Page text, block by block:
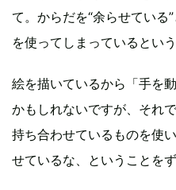
て。からだを“余らせている
を使ってしまっているという
絵を描いているから「手を
かもしれないですが、それ
持ち合わせているものを使
せているな、ということを